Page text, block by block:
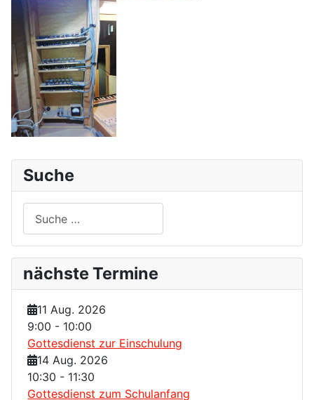
Suche
nächste Termine
11 Aug. 2026
9:00 - 10:00
Gottesdienst zur Einschulung
14 Aug. 2026
10:30 - 11:30
Gottesdienst zum Schulanfang